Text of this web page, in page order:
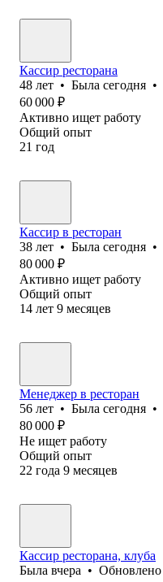
Кассир ресторана
48 лет • Была сегодня •
60 000 ₽
Активно ищет работу
Общий опыт
21 год
Кассир в ресторан
38 лет • Была сегодня •
80 000 ₽
Активно ищет работу
Общий опыт
14 лет 9 месяцев
Менеджер в ресторан
56 лет • Была сегодня •
80 000 ₽
Не ищет работу
Общий опыт
22 года 9 месяцев
Кассир ресторана, клуба
Была вчера • Обновлено